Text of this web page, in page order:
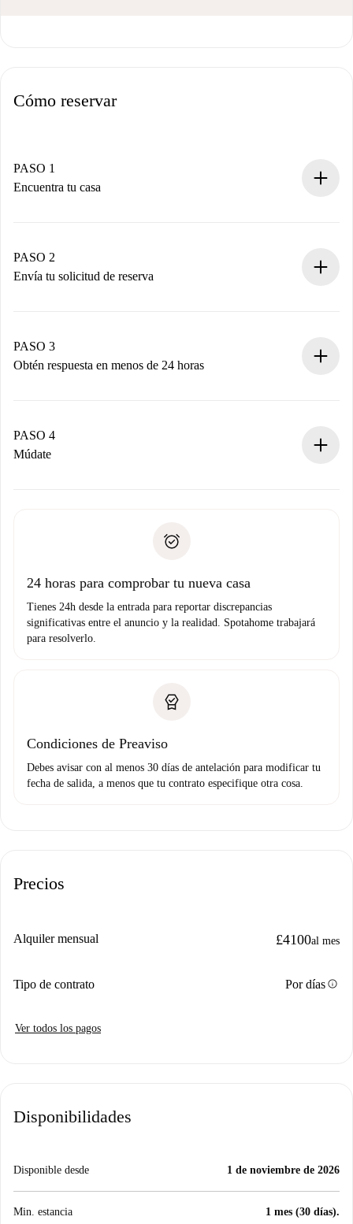
Cómo reservar
PASO 1
Encuentra tu casa
Tienes toda la información necesaria por adelantado.
PASO 2
Envía tu solicitud de reserva
propietario acepte.
PASO 3
Obtén respuesta en menos de 24 horas
contacto con el propietario.
Si es rechazada: No te haremos ningún cargo y te
Prueba de solvencia
PASO 4
Múdate
no nos comunicas ningún problema.
24 horas para comprobar tu nueva casa
Tienes 24h desde la entrada para reportar discrepancias
significativas entre el anuncio y la realidad. Spotahome trabajará
para resolverlo.
Condiciones de Preaviso
Debes avisar con al menos 30 días de antelación para modificar tu
fecha de salida, a menos que tu contrato especifique otra cosa.
Precios
Alquiler mensual £4100al mes
Tipo de contrato Por díasinfo
Ver todos los pagos
Disponibilidades
Disponible desde 1 de noviembre de 2026
Min. estancia 1 mes (30 días).